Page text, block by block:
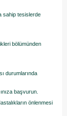
sahip tesislerde
bölümünden
durumlarında
başvurun.
önlenmesi